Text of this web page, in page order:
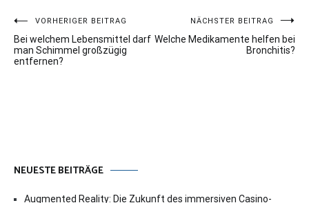
Beitragsnavigation
VORHERIGER BEITRAG
Bei welchem Lebensmittel darf
man Schimmel großzügig
entfernen?
NÄCHSTER BEITRAG
Welche Medikamente helfen bei
Bronchitis?
NEUESTE BEITRÄGE
Augmented Reality: Die Zukunft des immersiven Casino-